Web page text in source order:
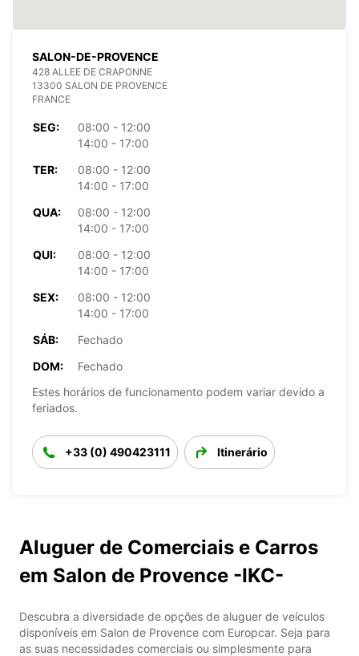
SALON-DE-PROVENCE
428 ALLEE DE CRAPONNE
13300 SALON DE PROVENCE
FRANCE
SEG:
08:00 - 12:00
14:00 - 17:00
TER:
08:00 - 12:00
14:00 - 17:00
QUA:
08:00 - 12:00
14:00 - 17:00
QUI:
08:00 - 12:00
14:00 - 17:00
SEX:
08:00 - 12:00
14:00 - 17:00
SÁB:
Fechado
DOM:
Fechado
Estes horários de funcionamento podem variar devido a
feriados.
+33 (0) 490423111 Itinerário
Aluguer de Comerciais e Carros
em Salon de Provence -IKC-
Descubra a diversidade de opções de aluguer de veículos
disponíveis em Salon de Provence com Europcar. Seja para
as suas necessidades comerciais ou simplesmente para